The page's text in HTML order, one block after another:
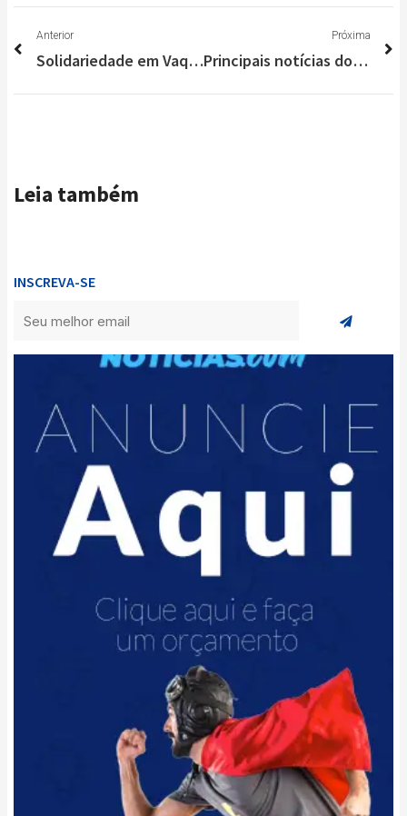
Anterior
Solidariedade em Vaquinha virtual pode salvar vida de jovem de Lagoa Santa
Próxima
Principais notícias do Brasil e do Mundo nesta quinta-feira (26/08)
Leia também
INSCREVA-SE